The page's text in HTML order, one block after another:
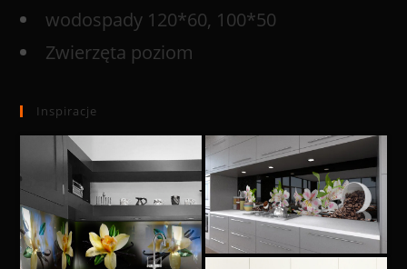
wodospady 120*60, 100*50
Zwierzęta poziom
Inspiracje